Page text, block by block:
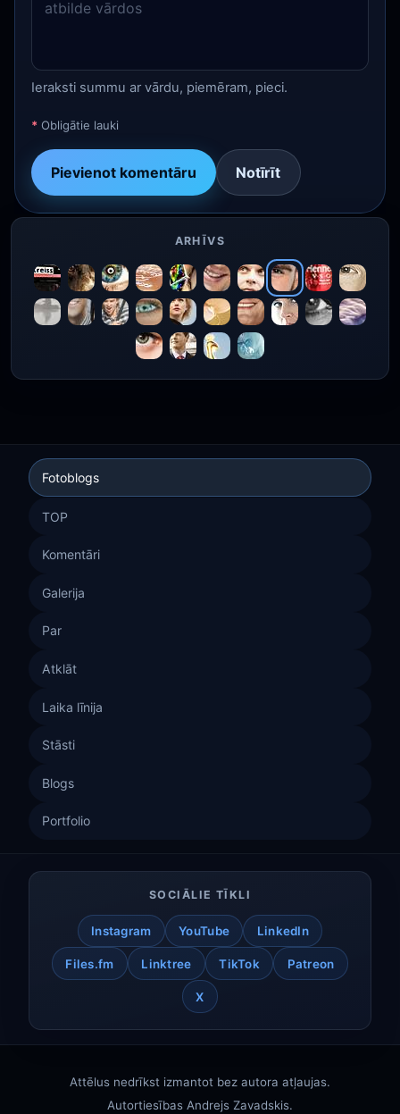
Ieraksti summu ar vārdu, piemēram, pieci.
* Obligātie lauki
Pievienot komentāru Notīrīt
ARHĪVS
Fotoblogs
TOP
Komentāri
Galerija
Par
Atklāt
Laika līnija
Stāsti
Blogs
Portfolio
SOCIĀLIE TĪKLI
Instagram YouTube LinkedIn
Files.fm Linktree TikTok Patreon
X
Attēlus nedrīkst izmantot bez autora atļaujas.
Autortiesības Andrejs Zavadskis.